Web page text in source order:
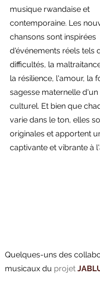
musique rwandaise et
contemporaine. Les
chansons sont inspirées
d'événements réels tels
difficultés, la
la résilience, l'amour, la
sagesse maternelle
culturel. Et bien que
varie dans le ton, elles
originales et apportent
captivante et vibrante à
Quelques-uns des
musicaux du projet